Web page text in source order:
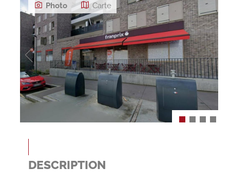
Photo Carte
DESCRIPTION